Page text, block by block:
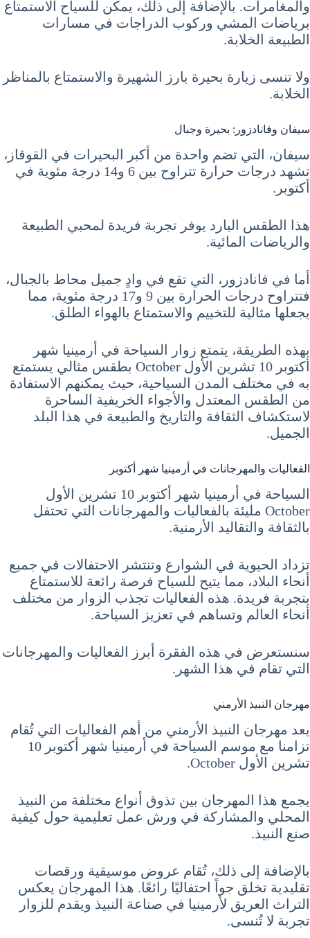
والمغامرات. بالإضافة إلى ذلك، يمكن للسياح الاستمتاع
برياضات المشي وركوب الدراجات في مسارات
الطبيعة الخلابة.
ولا تنسى زيارة بحيرة بارز الشهيرة والاستمتاع بالمناظر
الخلابة.
سيفان وفانادزور: بحيرة وجبال
سيفان، التي تضم واحدة من أكبر البحيرات في القوقاز،
تشهد درجات حرارة تتراوح بين 6 و14 درجة مئوية في
أكتوبر.
هذا الطقس البارد يوفر تجربة فريدة لمحبي الطبيعة
والرياضات المائية.
أما في فانادزور، التي تقع في وادٍ جميل محاط بالجبال،
فتتراوح درجات الحرارة بين 9 و17 درجة مئوية، مما
يجعلها مثالية للتخييم والاستمتاع بالهواء الطلق.
بهذه الطريقة، يتمتع زوار السياحة في أرمينيا شهر
أكتوبر 10 تشرين الأول October بطقس مثالي يستمتع
به في مختلف المدن السياحية، حيث يمكنهم الاستفادة
من الطقس المعتدل والأجواء الخريفية الساحرة
لاستكشاف الثقافة والتاريخ والطبيعة في هذا البلد
الجميل.
الفعاليات والمهرجانات في أرمينيا شهر أكتوبر
السياحة في أرمينيا شهر أكتوبر 10 تشرين الأول
October مليئة بالفعاليات والمهرجانات التي تحتفل
بالثقافة والتقاليد الأرمنية.
تزداد الحيوية في الشوارع وتنتشر الاحتفالات في جميع
أنحاء البلاد، مما يتيح للسياح فرصة رائعة للاستمتاع
بتجربة فريدة. هذه الفعاليات تجذب الزوار من مختلف
أنحاء العالم وتساهم في تعزيز السياحة.
سنستعرض في هذه الفقرة أبرز الفعاليات والمهرجانات
التي تقام في هذا الشهر.
مهرجان النبيذ الأرمني
يعد مهرجان النبيذ الأرمني من أهم الفعاليات التي تُقام
تزامنا مع موسم السياحة في أرمينيا شهر أكتوبر 10
تشرين الأول October.
يجمع هذا المهرجان بين تذوق أنواع مختلفة من النبيذ
المحلي والمشاركة في ورش عمل تعليمية حول كيفية
صنع النبيذ.
بالإضافة إلى ذلك، تُقام عروض موسيقية ورقصات
تقليدية تخلق جواً احتفاليًا رائعًا. هذا المهرجان يعكس
التراث العريق لأرمينيا في صناعة النبيذ ويقدم للزوار
تجربة لا تُنسى.